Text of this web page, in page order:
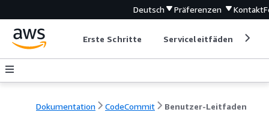
Deutsch Präferenzen Kontakt
Erste Schritte Serviceleitfäden
Dokumentation CodeCommit Benutzer-Leitfaden